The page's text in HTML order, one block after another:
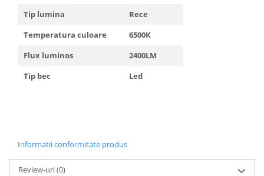
Tip lumina
Rece
Temperatura culoare
6500K
Flux luminos
2400LM
Tip bec
Led
Informatii conformitate produs
Review-uri(0)